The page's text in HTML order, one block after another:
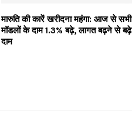
मारुति की कारें खरीदना महंगा: आज से सभी
मॉडलों के दाम 1.3% बढ़े, लागत बढ़ने से बढ़े
दाम